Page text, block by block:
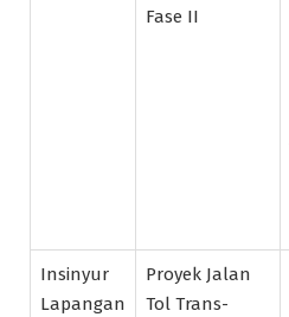
Fase II
Insinyur
Lapangan
Proyek Jalan
Tol Trans-